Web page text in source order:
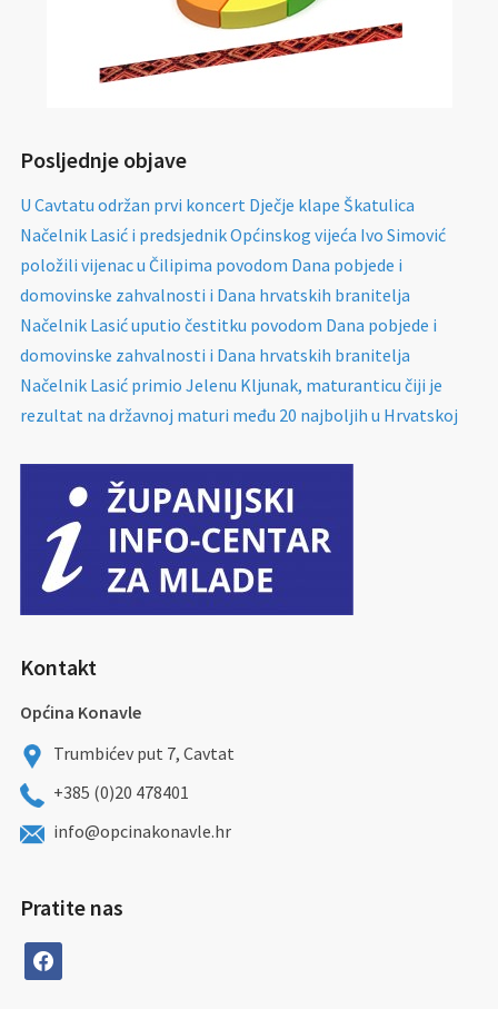
Posljednje objave
U Cavtatu održan prvi koncert Dječje klape Škatulica
Načelnik Lasić i predsjednik Općinskog vijeća Ivo Simović
položili vijenac u Čilipima povodom Dana pobjede i
domovinske zahvalnosti i Dana hrvatskih branitelja
Načelnik Lasić uputio čestitku povodom Dana pobjede i
domovinske zahvalnosti i Dana hrvatskih branitelja
Načelnik Lasić primio Jelenu Kljunak, maturanticu čiji je
rezultat na državnoj maturi među 20 najboljih u Hrvatskoj
Kontakt
Općina Konavle
Trumbićev put 7, Cavtat
+385 (0)20 478401
info@opcinakonavle.hr
Pratite nas
facebook